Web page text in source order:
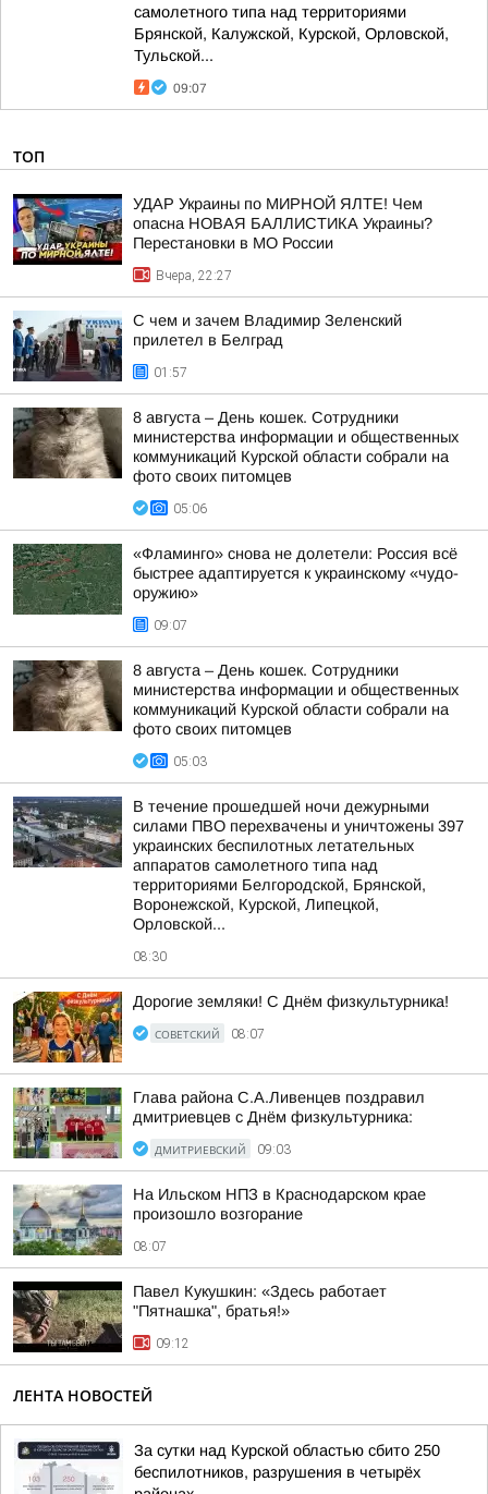
самолетного типа над территориями
Брянской, Калужской, Курской, Орловской,
Тульской...
09:07
ТОП
УДАР Украины по МИРНОЙ ЯЛТЕ! Чем
опасна НОВАЯ БАЛЛИСТИКА Украины?
Перестановки в МО России
Вчера, 22:27
С чем и зачем Владимир Зеленский
прилетел в Белград
01:57
8 августа – День кошек. Сотрудники
министерства информации и общественных
коммуникаций Курской области собрали на
фото своих питомцев
05:06
«Фламинго» снова не долетели: Россия всё
быстрее адаптируется к украинскому «чудо-
оружию»
09:07
8 августа – День кошек. Сотрудники
министерства информации и общественных
коммуникаций Курской области собрали на
фото своих питомцев
05:03
В течение прошедшей ночи дежурными
силами ПВО перехвачены и уничтожены 397
украинских беспилотных летательных
аппаратов самолетного типа над
территориями Белгородской, Брянской,
Воронежской, Курской, Липецкой,
Орловской...
08:30
Дорогие земляки! С Днём физкультурника!
СОВЕТСКИЙ 08:07
Глава района С.А.Ливенцев поздравил
дмитриевцев с Днём физкультурника:
ДМИТРИЕВСКИЙ 09:03
На Ильском НПЗ в Краснодарском крае
произошло возгорание
08:07
Павел Кукушкин: «Здесь работает
"Пятнашка", братья!»
09:12
ЛЕНТА НОВОСТЕЙ
За сутки над Курской областью сбито 250
беспилотников, разрушения в четырёх